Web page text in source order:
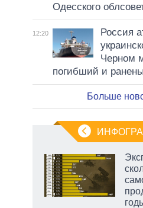
Одесского
12:20
Россия
Черном
погибший и
Больше